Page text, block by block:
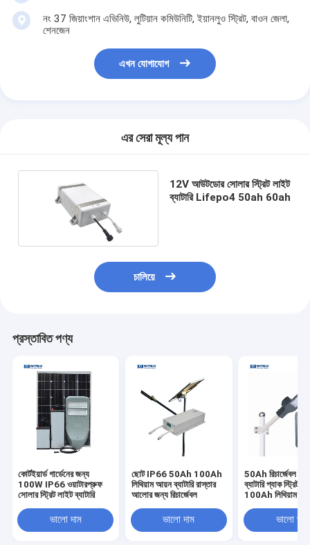
নং 37 জিয়াংশান এভিনিউ, লুটিয়ান কমিউনিটি, ইয়ানলুও স্ট্রিট, বাওন জেলা,
শেনজেন
এখন যোগাযোগ
এর সেরা মূল্য পান
12V আউটডোর সোলার স্ট্রিট লাইট
ব্যাটারি Lifepo4 50ah 60ah
চালিয়ে
প্রস্তাবিত পণ্য
কোর্টইয়ার্ড গার্ডেনের জন্য
100W IP66 ওয়াটারপ্রুফ
সোলার স্ট্রিট লাইট ব্যাটারি
ভালো দাম
ছোট IP66 50Ah 100Ah
লিথিয়াম আয়ন ব্যাটারি রাস্তার
আলোর জন্য রিচার্জেবল
ভালো দাম
50Ah রিচার্জেবল
ব্যাটারি প্যাক স্ট্রিট
100Ah লিথিয়াম
ভালো দাম